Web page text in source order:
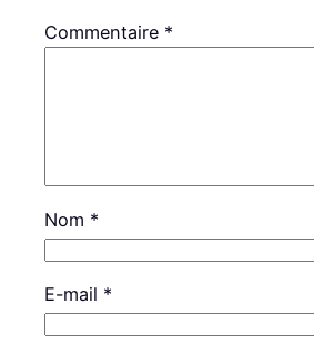
Commentaire *
Nom *
E-mail *